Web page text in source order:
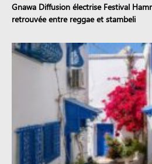
Gnawa Diffusion électrise Festival
retrouvée entre reggae et stambeli